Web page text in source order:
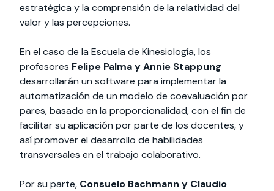
estratégica y la comprensión de la relatividad del
valor y las percepciones.
En el caso de la Escuela de Kinesiología, los
profesores Felipe Palma y Annie Stappung
desarrollarán un software para implementar la
automatización de un modelo de coevaluación por
pares, basado en la proporcionalidad, con el fin de
facilitar su aplicación por parte de los docentes, y
así promover el desarrollo de habilidades
transversales en el trabajo colaborativo.
Por su parte, Consuelo Bachmann y Claudio